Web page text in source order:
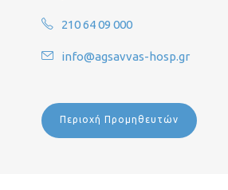
210 64 09 000
info@agsavvas-hosp.gr
Περιοχή Προμηθευτών